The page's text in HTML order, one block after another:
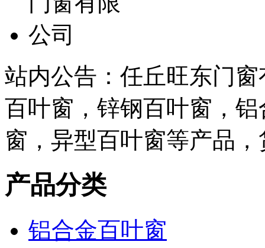
站内公告：任丘旺东门
百叶窗，锌钢百叶窗，
窗，异型百叶窗等产品
产品分类
铝合金百叶窗